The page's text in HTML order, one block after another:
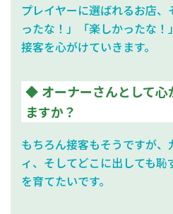
プレイヤーに選ばれるお店
ったな！」「楽しかったな！
接客を心がけていきます。
オーナーさんとして
ますか？
もちろん接客もそうですが
ィ、そしてどこに出しても恥
を育てたいです。